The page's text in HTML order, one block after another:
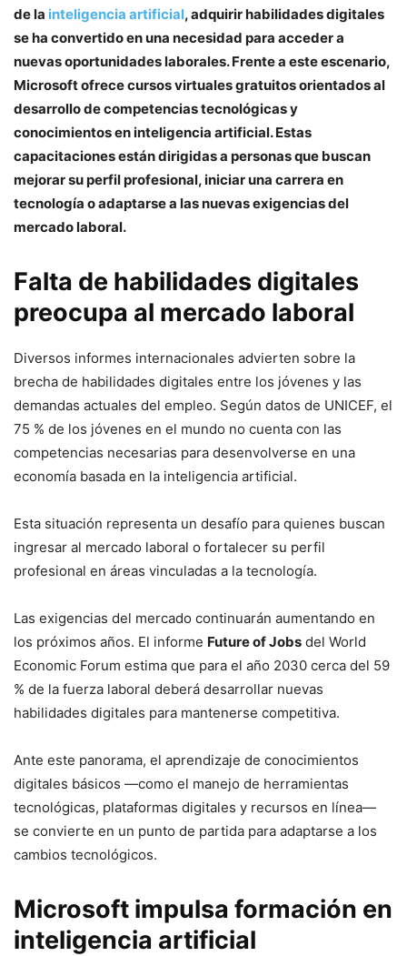
de la inteligencia artificial, adquirir habilidades digitales
se ha convertido en una necesidad para acceder a
nuevas oportunidades laborales. Frente a este escenario,
Microsoft ofrece cursos virtuales gratuitos orientados al
desarrollo de competencias tecnológicas y
conocimientos en inteligencia artificial. Estas
capacitaciones están dirigidas a personas que buscan
mejorar su perfil profesional, iniciar una carrera en
tecnología o adaptarse a las nuevas exigencias del
mercado laboral.
Falta de habilidades digitales
preocupa al mercado laboral
Diversos informes internacionales advierten sobre la
brecha de habilidades digitales entre los jóvenes y las
demandas actuales del empleo. Según datos de UNICEF, el
75 % de los jóvenes en el mundo no cuenta con las
competencias necesarias para desenvolverse en una
economía basada en la inteligencia artificial.
Esta situación representa un desafío para quienes buscan
ingresar al mercado laboral o fortalecer su perfil
profesional en áreas vinculadas a la tecnología.
Las exigencias del mercado continuarán aumentando en
los próximos años. El informe Future of Jobs del World
Economic Forum estima que para el año 2030 cerca del 59
% de la fuerza laboral deberá desarrollar nuevas
habilidades digitales para mantenerse competitiva.
Ante este panorama, el aprendizaje de conocimientos
digitales básicos —como el manejo de herramientas
tecnológicas, plataformas digitales y recursos en línea—
se convierte en un punto de partida para adaptarse a los
cambios tecnológicos.
Microsoft impulsa formación en
inteligencia artificial